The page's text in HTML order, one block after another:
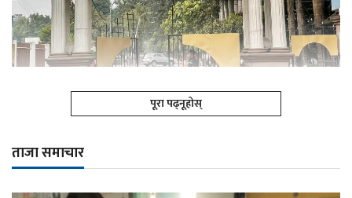
पूरा पढ्नूहोस्
ताजा समाचार